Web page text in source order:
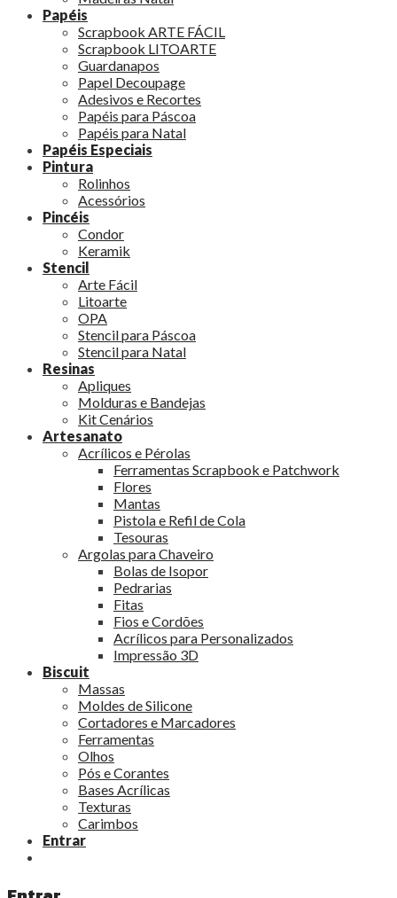
Papéis
Scrapbook ARTE FÁCIL
Scrapbook LITOARTE
Guardanapos
Papel Decoupage
Adesivos e Recortes
Papéis para Páscoa
Papéis para Natal
Papéis Especiais
Pintura
Rolinhos
Acessórios
Pincéis
Condor
Keramik
Stencil
Arte Fácil
Litoarte
OPA
Stencil para Páscoa
Stencil para Natal
Resinas
Apliques
Molduras e Bandejas
Kit Cenários
Artesanato
Acrílicos e Pérolas
Ferramentas Scrapbook e Patchwork
Flores
Mantas
Pistola e Refil de Cola
Tesouras
Argolas para Chaveiro
Bolas de Isopor
Pedrarias
Fitas
Fios e Cordões
Acrílicos para Personalizados
Impressão 3D
Biscuit
Massas
Moldes de Silicone
Cortadores e Marcadores
Ferramentas
Olhos
Pós e Corantes
Bases Acrílicas
Texturas
Carimbos
Entrar